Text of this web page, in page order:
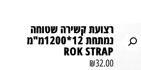
רצועת קשירה שטוחה
נמתחת 12*1200מ"מ
ROK STRAP
₪32.00